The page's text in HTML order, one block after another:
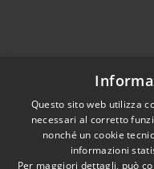
Dichiarazione di
Questo sito web utilizza
necessari al corretto
nonché un cookie
informazioni
Per maggiori dettagli, può